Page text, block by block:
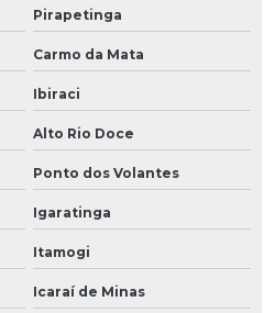
Pirapetinga
Carmo da Mata
Ibiraci
Alto Rio Doce
Ponto dos Volantes
Igaratinga
Itamogi
Icaraí de Minas